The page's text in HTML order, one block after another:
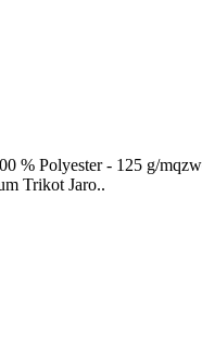
% Polyester - 125 g/
Trikot Jaro..